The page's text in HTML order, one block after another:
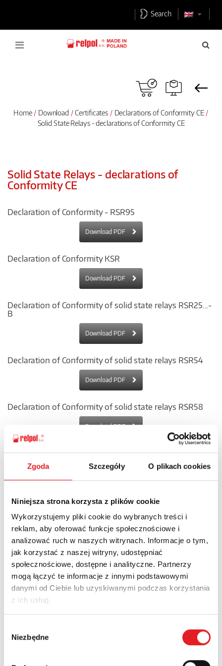
Zgoda Szczegóły O plikach cookies
Niniejsza strona korzysta z plików cookie
Wykorzystujemy pliki cookie do wybranych treści i
reklam, aby oferować funkcje społecznościowe i
analizować ruch w naszych witrynach. Informacje o tym,
jak korzystać z naszej witryny, udostępniać
społecznościowe, dostępne i analityczne. Partnerzy
mogą łączyć te informacje z innymi podstawowymi
danymi od Ciebie lub uzyskiwanymi podczas korzystania
z ich usług.
zgody
Niezbędne
Search
Home Download Certificates
Declarations of Conformity CE
Solid State Relays - declarations of Conformity CE
Solid State Relays - declarations of
Conformity CE
Declaration of Conformity - RSR95
Download PDF
Declaration of Conformity KSR
Download PDF
Declaration of Conformity of solid state relays RSR25...-
B
Download PDF
Declaration of Conformity of solid state relays RSR54
Download PDF
Declaration of Conformity of solid state relays RSR58
Download PDF
Declaration of Conformity RSR25
Download PDF
Declaration of Conformity RSR45
Download PDF
Declaration of Conformity RSR50
Download PDF
Declaration of Conformity RSR52
Download PDF
Declaration of Conformity RSR62